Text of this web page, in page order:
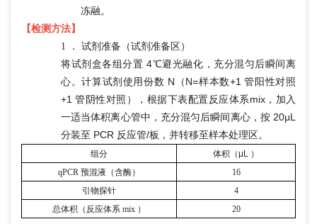
冻融。
【检测方法】
1 ． 试剂准备（试剂准备区）
将试剂盒各组分置 4℃避光融化，充分混匀后瞬间离
心。计算试剂使用份数 N（N=样本数+1 管阳性对照
+1 管阴性对照），根据下表配置反应体系mix，加入
一适当体积离心管中，充分混匀后瞬间离心，按 20μL
分装至 PCR 反应管/板，并转移至样本处理区。
组分 体积（μL ）
qPCR 预混液（含酶）
16
引物探针
4
总体积（反应体系 mix ） 20